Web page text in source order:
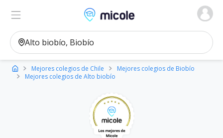
Micole, buscador de colegios
Ver en el mapa
Mejores colegios de Chile
Mejores colegios de Biobío
Mejores colegios de Alto biobío